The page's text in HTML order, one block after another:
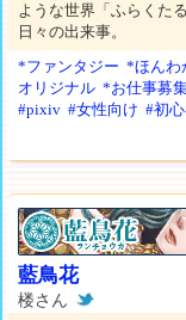
ような世界「ふらくた
日々の出来事。
*ファンタジー *ほんわ
オリジナル *お仕事募
#pixiv #女性向け #初
藍鳥花
楼さん